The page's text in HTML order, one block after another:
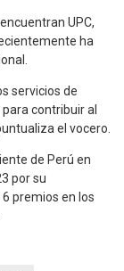
UPC,
ha
servicios de
contribuir al
el vocero.
de Perú en
por su
premios en los